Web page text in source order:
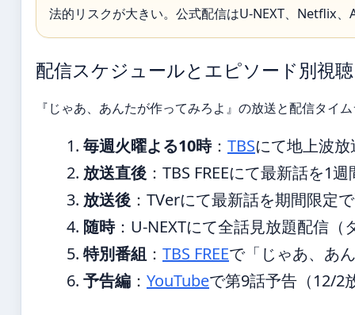
法的リスクが大きい。公式配信はU-NEXT、Netflix
配信スケジュールとエピソード別視
『じゃあ、あんたが作ってみろよ』の放送と配信タイ
毎週火曜よる10時： TBSにて地上波放
放送直後 ：TBS FREEにて最新話を1
放送後 ：TVerにて最新話を期間限定
随時：U-NEXTにて全話見放題配信
特別番組 ： TBS FREEで「じゃあ、あ
予告編 ： YouTubeで第9話予告（12/2